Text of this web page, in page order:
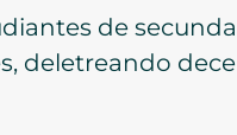
de
deletreando